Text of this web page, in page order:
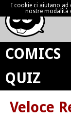
COMICS
QUIZ
Veloce
I cookie ci aiutano ad
nostre modalità